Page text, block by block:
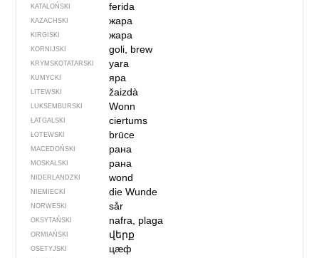
KATALOŃSKI ferida
KAZACHSKI жара
KIRGISKI жара
KORNIJSKI goli, brew
KRYMSKOTATARSKI yara
KUMYCKI яра
LITEWSKI žaizdà
LUKSEMBURSKI Wonn
ŁATGALSKI ciertums
ŁOTEWSKI brūce
MACEDOŃSKI рана
MOSKALSKI рана
NIDERLANDZKI wond
NIEMIECKI die Wunde
NORWESKI sår
OKSYTAŃSKI nafra, plaga
ORMIAŃSKI վերք
OSETYJSKI цӕф